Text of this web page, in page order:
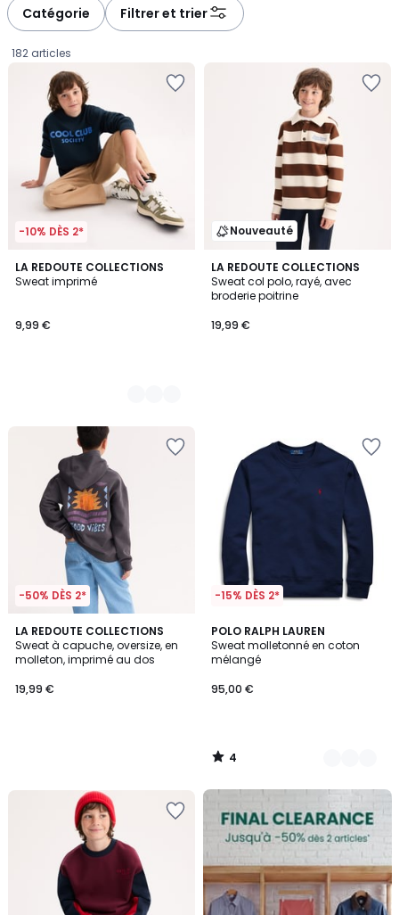
Catégorie Filtrer et trier
182 articles
-10% DÈS 2*
LA REDOUTE COLLECTIONS
Sweat imprimé
€.
9,99 €
3
Couleurs
Nouveauté
LA REDOUTE COLLECTIONS
Sweat col polo, rayé, avec
broderie poitrine
19,99 €
-50% DÈS 2*
LA REDOUTE COLLECTIONS
Sweat à capuche, oversize, en
molleton, imprimé au dos
19,99 €
-15% DÈS 2*
POLO RALPH LAUREN
Sweat molletonné en coton
mélangé
95,00 €
4
/
5
3
Couleurs
4
/
FINAL
CLEARANCE